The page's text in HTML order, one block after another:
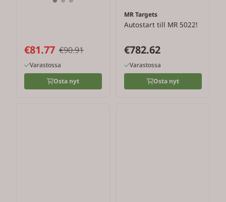
€81.77 €90.91
Varastossa
Osta nyt
MR Targets
Autostart till MR 5022!
€782.62
Varastossa
Osta nyt